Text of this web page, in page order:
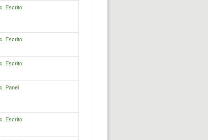
Escrito
Escrito
Escrito
Panel
Escrito